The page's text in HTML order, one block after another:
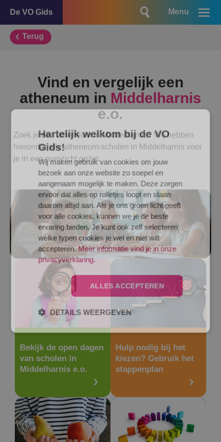
De VO Gids Menu
Terug
Vind en vergelijk een
atheneum in Middelharnis
e.o.
Zoek je een atheneum in Middelharnis? Wij hebben
hieronder alle atheneum-scholen in Middelharnis voor
je in een overzicht gezet.
Bekijk de open dagen
van scholen in
Middelharnis e.o.
Hulp nodig bij het
kiezen? Gebruik het
stappenplan
Hartelijk welkom bij de VO
Gids!
Wij maken gebruik van cookies om jouw
bezoek aan onze website zo soepel en
aangenaam mogelijk te maken. Deze zorgen
ervoor dat alles op rolletjes loopt en staan
daarom altijd aan. Als je ons groen licht geeft
voor alle cookies, kunnen we je de beste
ervaring bieden. Je kunt ook zelf selecteren
welke typen cookies je wel en niet wilt
accepteren.Meer informatie vind je in onze
privacyverklaring.
ALLES ACCEPTEREN
DETAILS WEERGEVEN